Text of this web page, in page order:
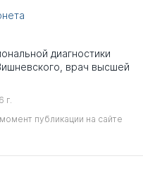
диагностики
врач высшей
г.
публикации на сайте